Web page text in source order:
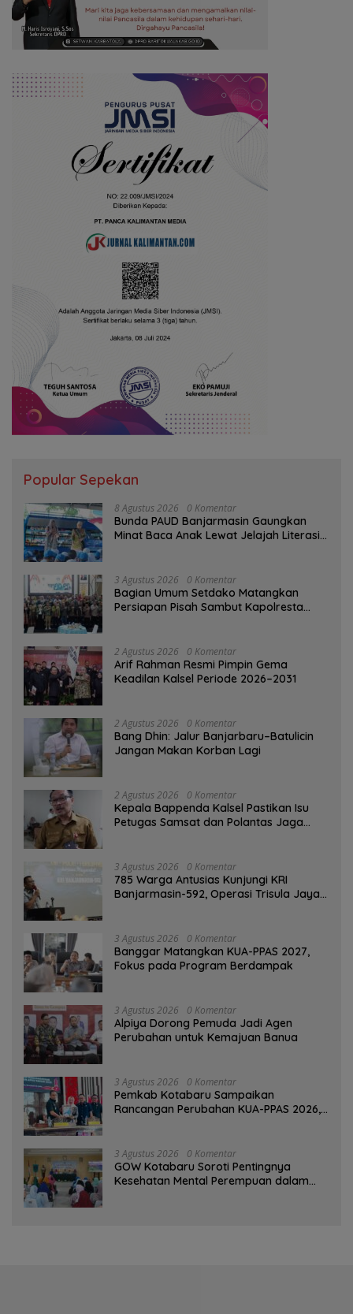
Popular Sepekan
8 Agustus 2026 0 Komentar
Bunda PAUD Banjarmasin Gaungkan
Minat Baca Anak Lewat Jelajah Literasi
3 Agustus 2026 0 Komentar
Bagian Umum Setdako Matangkan
Persiapan Pisah Sambut Kapolresta
2 Agustus 2026 0 Komentar
Arif Rahman Resmi Pimpin Gema
Keadilan Kalsel Periode 2026–2031
2 Agustus 2026 0 Komentar
Bang Dhin: Jalur Banjarbaru–Batulicin
Jangan Makan Korban Lagi
2 Agustus 2026 0 Komentar
Kepala Bappenda Kalsel Pastikan Isu
Petugas Samsat dan Polantas Jaga
3 Agustus 2026 0 Komentar
785 Warga Antusias Kunjungi KRI
Banjarmasin-592, Operasi Trisula Jaya
3 Agustus 2026 0 Komentar
‎Banggar Matangkan KUA-PPAS 2027,
Fokus pada Program Berdampak
3 Agustus 2026 0 Komentar
‎Alpiya Dorong Pemuda Jadi Agen
Perubahan untuk Kemajuan Banua ‎
3 Agustus 2026 0 Komentar
Pemkab Kotabaru Sampaikan
Rancangan Perubahan KUA-PPAS 2026,
3 Agustus 2026 0 Komentar
GOW Kotabaru Soroti Pentingnya
Kesehatan Mental Perempuan dalam